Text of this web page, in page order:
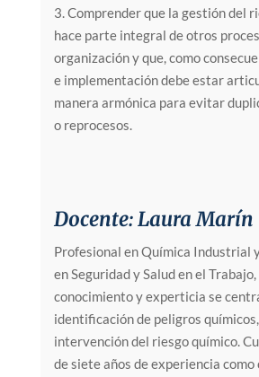
3. Comprender que la gestión del
hace parte integral de otros
organización y que, como
e implementación debe estar
manera armónica para evitar
o reprocesos.
Docente: Laura Marín
Profesional en Química Industrial
en Seguridad y Salud en el
conocimiento y experticia se
identificación de peligros
intervención del riesgo químico.
de siete años de experiencia